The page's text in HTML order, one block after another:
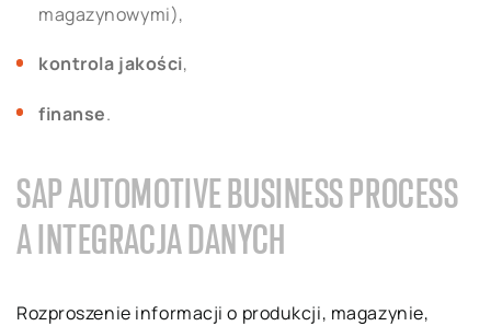
magazynowymi),
kontrola jakości,
finanse.
SAP AUTOMOTIVE BUSINESS PROCESS
A INTEGRACJA DANYCH
Rozproszenie informacji o produkcji, magazynie,